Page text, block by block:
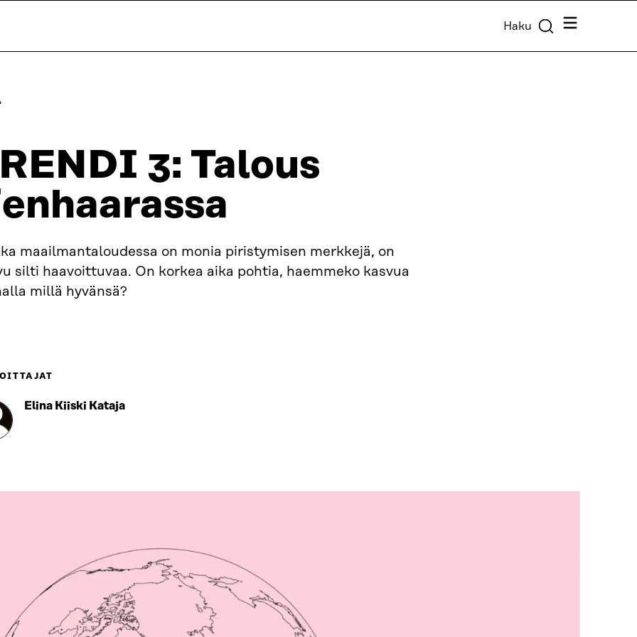
Haku Valikko
3: Talous
maailmantaloudessa on monia piristymisen merkkejä, on
silti haavoittuvaa. On korkea aika pohtia, haemmeko kasvua
millä hyvänsä?
Elina Kiiski Kataja